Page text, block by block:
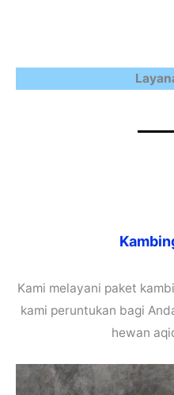
Kami melayani paket
kami peruntukan bagi
hewan